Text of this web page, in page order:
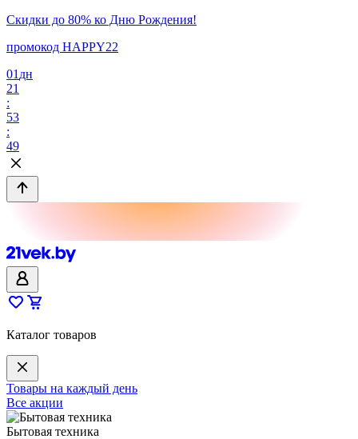
Скидки до 80% ко Дню Рождения!
промокод HAPPY22
01 дн
21
:
53
:
49
Каталог товаров
Товары на каждый день
Все акции
Бытовая техника